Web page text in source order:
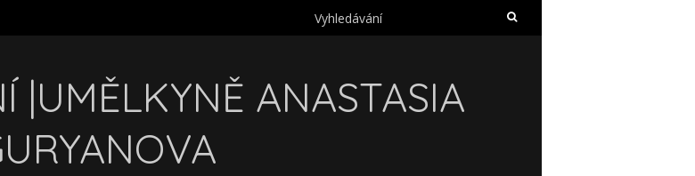
Hledat:
|UMĚLKYNĚ ANASTASIA